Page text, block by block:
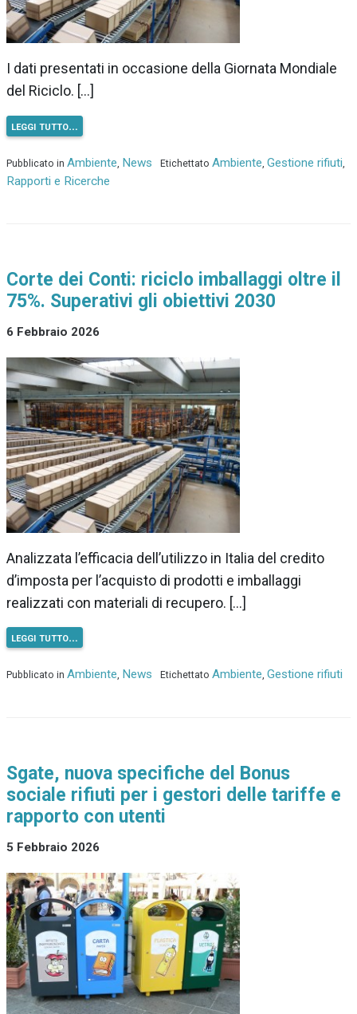
I dati presentati in occasione della Giornata Mondiale
del Riciclo. […]
leggi tutto…
Pubblicato in Ambiente News Etichettato Ambiente Gestione rifiuti
Rapporti e Ricerche
Corte dei Conti: riciclo imballaggi oltre il
75%. Superativi gli obiettivi 2030
6 Febbraio 2026
Analizzata l’efficacia dell’utilizzo in Italia del credito
d’imposta per l’acquisto di prodotti e imballaggi
realizzati con materiali di recupero. […]
leggi tutto…
Pubblicato in Ambiente, News Etichettato Ambiente, Gestione rifiuti
Sgate, nuova specifiche del Bonus
sociale rifiuti per i gestori delle tariffe e
rapporto con utenti
5 Febbraio 2026